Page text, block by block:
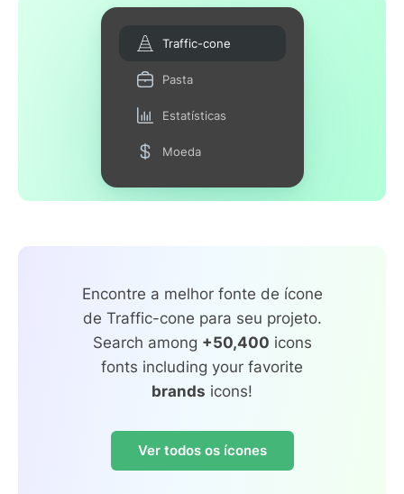
Traffic-cone
Pasta
Estatísticas
Moeda
Encontre a melhor fonte de ícone
de Traffic-cone para seu projeto.
Search among +50,400 icons
fonts including your favorite
brands icons!
Ver todos os ícones